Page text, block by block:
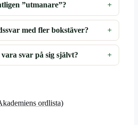
”utmanare”?
med fler bokstäver?
svar på sig självt?
ordlista)